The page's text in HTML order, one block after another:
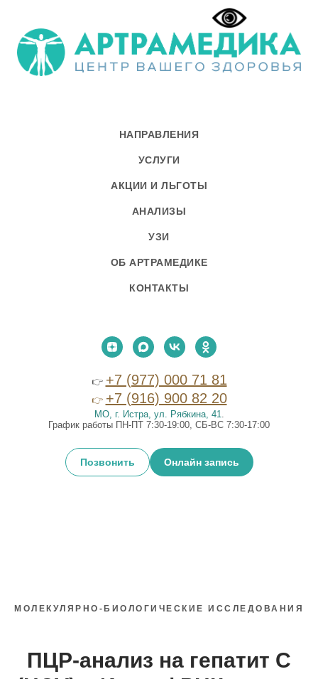
НАПРАВЛЕНИЯ
УСЛУГИ
АКЦИИ И ЛЬГОТЫ
АНАЛИЗЫ
УЗИ
ОБ АРТРАМЕДИКЕ
КОНТАКТЫ
👉 +7 (977) 000 71 81
👉 +7 (916) 900 82 20
МО, г. Истра, ул. Рябкина, 41.
График работы ПН-ПТ 7:30-19:00, СБ-ВС 7:30-17:00
Позвонить Онлайн запись
МОЛЕКУЛЯРНО-БИОЛОГИЧЕСКИЕ ИССЛЕДОВАНИЯ
ПЦР-анализ на гепатит C